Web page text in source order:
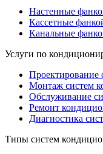
Настенные
Кассетные
Канальные
Услуги по
Проектирование
Монтаж систем
Обслуживание
Ремонт
Диагностика
Типы систем